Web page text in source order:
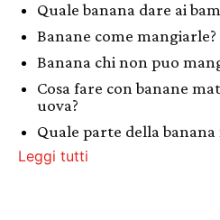
Quale banana dare ai
Banane come mangiarle?
Banana chi non puo
Cosa fare con banane
uova?
Quale parte della banana
Leggi tutti